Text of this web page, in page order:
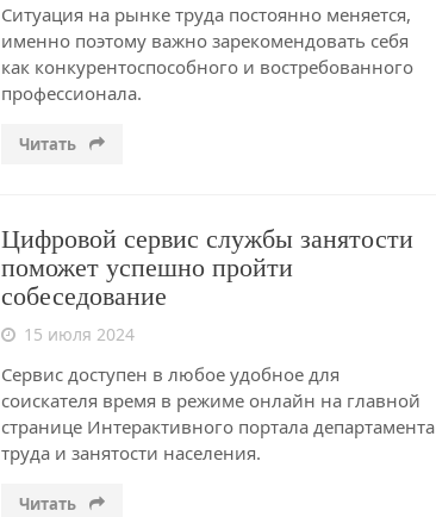
Ситуация на рынке труда постоянно меняется,
именно поэтому важно зарекомендовать себя
как конкурентоспособного и востребованного
профессионала.
Читать
Цифровой сервис службы занятости
поможет успешно пройти
собеседование
15 июля 2024
Сервис доступен в любое удобное для
соискателя время в режиме онлайн на главной
странице Интерактивного портала департамента
труда и занятости населения.
Читать